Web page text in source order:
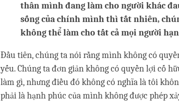
thân mình đang làm cho người khác
sống của chính mình thì tất nhiên,
không thể làm cho tất cả mọi người
Đầu tiên, chúng ta nói rằng mình không có
yếu. Chúng ta đơn giản không có quyền lợi cố
làm gì, nhưng điều đó không có nghĩa là tôi
phải là hạnh phúc của mình không được phép